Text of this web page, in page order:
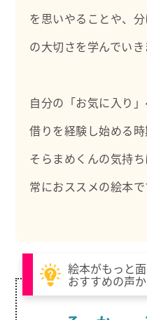
を思いやることや、
の大切さを学んでいき
自分の「お気に入り
借りを経験し始める時
そらまめくんの気持
常におススメの絵本で
絵本がもっと
おすすめの声